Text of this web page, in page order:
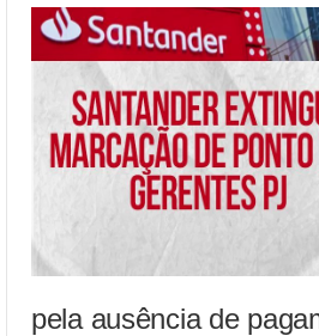
pela ausência de